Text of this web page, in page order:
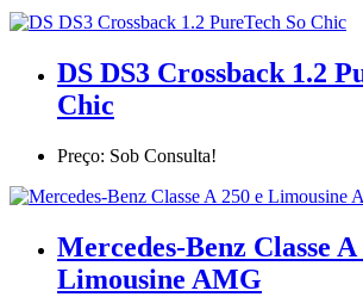
DS DS3 Crossback 1.2
Chic
Preço: Sob Consulta!
Mercedes-Benz Classe A
Limousine AMG